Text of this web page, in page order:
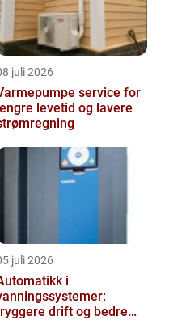
juli 2026
service for
levetid og lavere
juli 2026
i
drift og bedre